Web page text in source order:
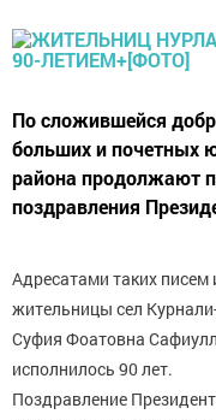
По сложившейся
больших и почетных
района продолжают
поздравления
Адресатами таких
жительницы сел
Суфия Фоатовна
исполнилось 90 лет.
Поздравление